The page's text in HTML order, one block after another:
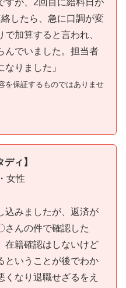
したら、急に口調が変
加算すると言われ、
んでいました。担当者
りました」
を保証するものではありませ
ィ】
女性
込みましたが、返済が
さんの件で確認した
在籍確認はしないけど
ということが後でわか
くなり退職せざるをえ